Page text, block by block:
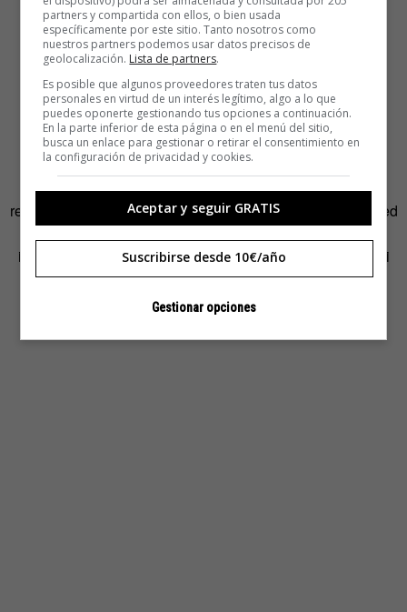
EnDavid Lachapellese fijó por su interés en la
reinterpretación de escenas míticas o religiosas. En la pared
imagen basada en la escena que pintó Leonardo de Vinci
como símbolo de las relaciones duraderas.
partners y compartida con ellos, o bien usada
específicamente por este sitio. Tanto nosotros como
nuestros partners podemos usar datos precisos de
geolocalización. Lista de partners.
Es posible que algunos proveedores traten tus datos
personales en virtud de un interés legítimo, algo a lo que
puedes oponerte gestionando tus opciones a continuación.
En la parte inferior de esta página o en el menú del sitio,
busca un enlace para gestionar o retirar el consentimiento en
la configuración de privacidad y cookies.
Aceptar y seguir GRATIS
Suscribirse desde 10€/año
Gestionar opciones